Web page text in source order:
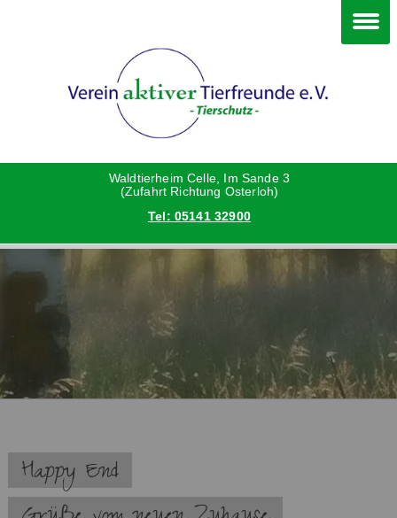
Waldtierheim Celle, Im Sande 3
(Zufahrt Richtung Osterloh)
Tel: 05141 32900
Navigation
überspringen
Happy End
Katzen
Vermittlungshilfe privat
Danke an die Helfer
Vorstand
Satzung